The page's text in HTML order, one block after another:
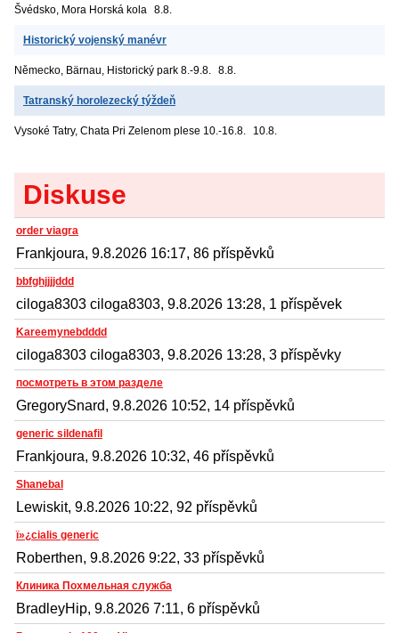
Švédsko, Mora Horská kola 8.8.
Historický vojenský manévr
Německo, Bärnau, Historický park 8.-9.8. 8.8.
Tatranský horolezecký týždeň
Vysoké Tatry, Chata Pri Zelenom plese 10.-16.8. 10.8.
Diskuse
order viagra
Frankjoura, 9.8.2026 16:17, 86 příspěvků
bbfghjjjjddd
ciloga8303 ciloga8303, 9.8.2026 13:28, 1 příspěvek
Kareemynebdddd
ciloga8303 ciloga8303, 9.8.2026 13:28, 3 příspěvky
посмотреть в этом разделе
GregorySnard, 9.8.2026 10:52, 14 příspěvků
generic sildenafil
Frankjoura, 9.8.2026 10:32, 46 příspěvků
Shanebal
Lewiskit, 9.8.2026 10:22, 92 příspěvků
ï»¿cialis generic
Roberthen, 9.8.2026 9:22, 33 příspěvků
Клиника Похмельная служба
BradleyHip, 9.8.2026 7:11, 6 příspěvků